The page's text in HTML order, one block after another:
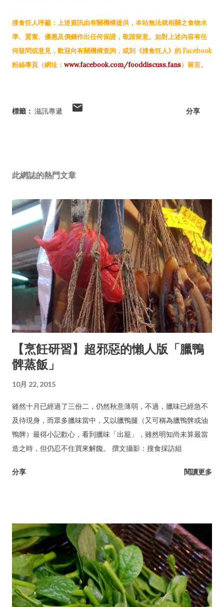
搜食狂人呼籲：上述資訊由有關機構提供，本站無法就相關之食物水
準、質素、優惠及價錢作出任何保證，敬請留意。如對上述內容有任
何疑問或意見，歡迎向有關機構查詢，或到《搜食狂人》的 Facebook
粉絲專頁（網址： www.facebook.com/fooddiscuss.fans）留言。
標籤： 滋訊專遞 分享
此網誌的熱門文章
【烹飪研習】超邪惡的懶人版「臘鴨
髀蒸飯」
10月 22, 2015
雖然十月已經過了三份二，仍然秋意薄弱，不過，臘味已經急不
及待現身，而眾多臘味當中，又以臘鴨腿（又可稱為臘鴨髀或油
鴨髀）最得小記歡心，看到臘味「出籠」，雖然明知尚未算最當
造之時，但仍忍不住買來解饞。 撰文攝影：搜食採訪組
分享 閱讀更多